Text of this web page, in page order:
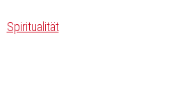
Spiritualität